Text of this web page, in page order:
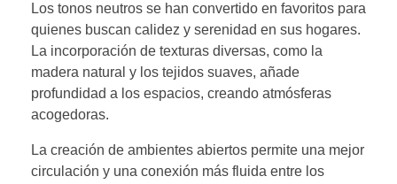
Los tonos neutros se han convertido en favoritos para
quienes buscan calidez y serenidad en sus hogares.
La incorporación de texturas diversas, como la
madera natural y los tejidos suaves, añade
profundidad a los espacios, creando atmósferas
acogedoras.
La creación de ambientes abiertos permite una mejor
circulación y una conexión más fluida entre los